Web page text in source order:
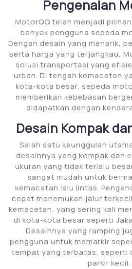
Pengenalan
MotorQQ telah menjadi
banyak pengguna sepeda
Dengan desain yang menarik,
serta harga yang terjangkau,
solusi transportasi yang
urban. Di tengah kemacetan
kota-kota besar, sepeda
memberikan kebebasan
didapatkan dengan
Desain Kompak
Salah satu keunggulan
desainnya yang kompak dan
ukuran yang tidak terlalu
sangat mudah untuk
kemacetan lalu lintas.
cepat menemukan jalur
kemacetan, yang sering kali
di kota-kota besar seperti
Desainnya yang ramping
pengguna untuk memarkir
tempat yang terbatas, seperti
parkir kecil.